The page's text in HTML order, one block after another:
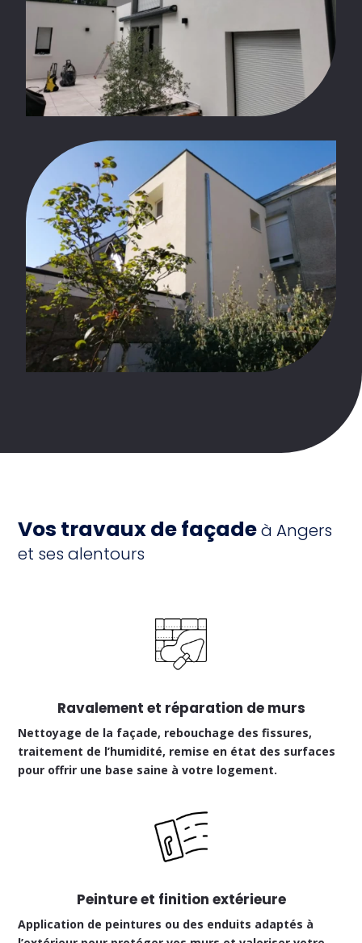
Vos travaux de façadeà Angers
et ses alentours
Ravalement et réparation de murs
Nettoyage de la façade, rebouchage des fissures,
traitement de l’humidité, remise en état des surfaces
pour offrir une base saine à votre logement.
Peinture et finition extérieure
Application de peintures ou des enduits adaptés à